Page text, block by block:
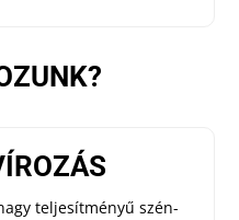
teljesítményű szén-